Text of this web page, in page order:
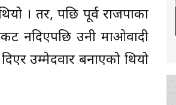
। तर, पछि पूर्व राजपाका
नदिएपछि उनी माओवादी
उम्मेदवार बनाएको थियो